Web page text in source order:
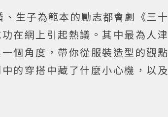
生子為範本的勵志都會劇《三十
在網上引起熱議。其中最為人津
個角度，帶你從服裝造型的觀點
的穿搭中藏了什麼小心機，以及